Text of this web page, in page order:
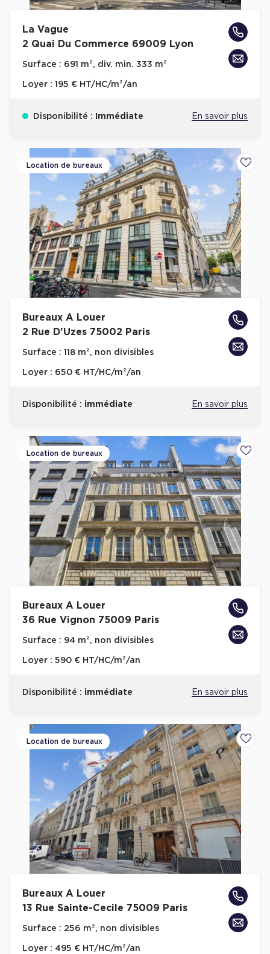
La Vague
2 Quai Du Commerce 69009 Lyon
Surface : 691 m², div. min. 333 m²
Loyer : 195 € HT/HC/m²/an
Disponibilité : Immédiate En savoir plus
Location de bureaux
Bureaux A Louer
2 Rue D'Uzes 75002 Paris
Surface : 118 m², non divisibles
Loyer : 650 € HT/HC/m²/an
Disponibilité : immédiate En savoir plus
Location de bureaux
Bureaux A Louer
36 Rue Vignon 75009 Paris
Surface : 94 m², non divisibles
Loyer : 590 € HT/HC/m²/an
Disponibilité : immédiate En savoir plus
Location de bureaux
Bureaux A Louer
13 Rue Sainte-Cecile 75009 Paris
Surface : 256 m², non divisibles
Loyer : 495 € HT/HC/m²/an